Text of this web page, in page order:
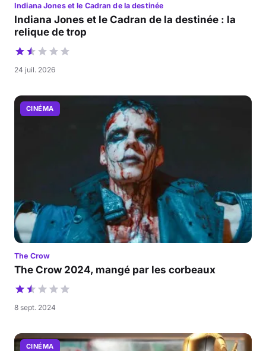
Indiana Jones et le Cadran de la destinée
Indiana Jones et le Cadran de la destinée : la
relique de trop
24 juil. 2026
CINÉMA
The Crow
The Crow 2024, mangé par les corbeaux
8 sept. 2024
CINÉMA